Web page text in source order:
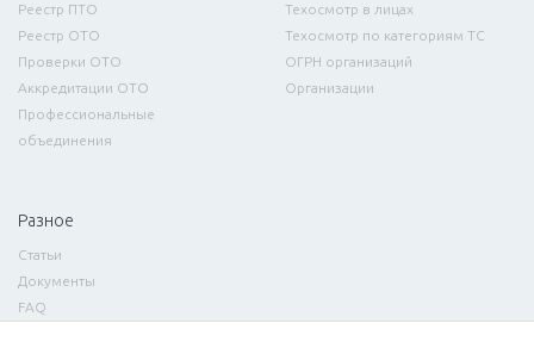
Реестр ПТО
Реестр ОТО
Проверки ОТО
Аккредитации ОТО
Профессиональные
объединения
Техосмотр в лицах
Техосмотр по категориям ТС
ОГРН организаций
Организации
Разное
Статьи
Документы
FAQ